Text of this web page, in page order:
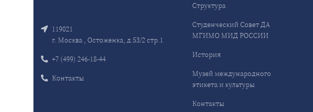
119021
г. Москва , Остоженка, д.53/2 стр.1
+7 (499) 246-18-44
Контакты
Структура
Студенческий Совет ДА
МГИМО МИД РОССИИ
История
Музей международного
этикета и культуры
Контакты